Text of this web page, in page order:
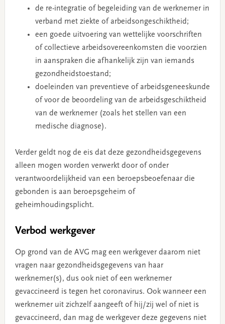
de re-integratie of begeleiding van de werknemer in
verband met ziekte of arbeidsongeschiktheid;
een goede uitvoering van wettelijke voorschriften
of collectieve arbeidsovereenkomsten die voorzien
in aanspraken die afhankelijk zijn van iemands
gezondheidstoestand;
doeleinden van preventieve of arbeidsgeneeskunde
of voor de beoordeling van de arbeidsgeschiktheid
van de werknemer (zoals het stellen van een
medische diagnose).
Verder geldt nog de eis dat deze gezondheidsgegevens
alleen mogen worden verwerkt door of onder
verantwoordelijkheid van een beroepsbeoefenaar die
gebonden is aan beroepsgeheim of
geheimhoudingsplicht.
Verbod werkgever
Op grond van de AVG mag een werkgever daarom niet
vragen naar gezondheidsgegevens van haar
werknemer(s), dus ook niet of een werknemer
gevaccineerd is tegen het coronavirus. Ook wanneer een
werknemer uit zichzelf aangeeft of hij/zij wel of niet is
gevaccineerd, dan mag de werkgever deze gegevens niet